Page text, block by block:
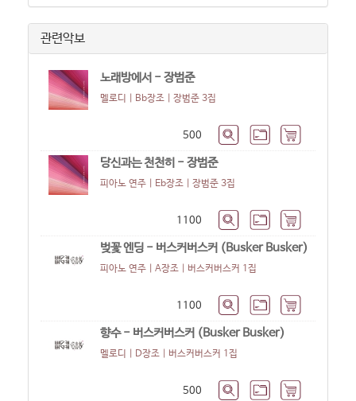
관련악보
노래방에서 - 장범준
멜로디 | Bb장조 | 장범준 3집
500
당신과는 천천히 - 장범준
피아노 연주 | Eb장조 | 장범준 3집
1100
벚꽃 엔딩 - 버스커버스커 (Busker Busker)
피아노 연주 | A장조 | 버스커버스커 1집
1100
향수 - 버스커버스커 (Busker Busker)
멜로디 | D장조 | 버스커버스커 1집
500